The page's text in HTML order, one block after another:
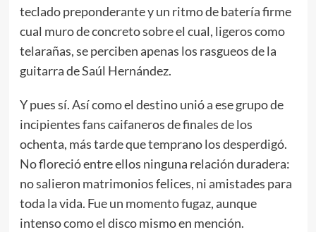
teclado preponderante y un ritmo de batería firme
cual muro de concreto sobre el cual, ligeros como
telarañas, se perciben apenas los rasgueos de la
guitarra de Saúl Hernández.
Y pues sí. Así como el destino unió a ese grupo de
incipientes fans caifaneros de finales de los
ochenta, más tarde que temprano los desperdigó.
No floreció entre ellos ninguna relación duradera:
no salieron matrimonios felices, ni amistades para
toda la vida. Fue un momento fugaz, aunque
intenso como el disco mismo en mención.